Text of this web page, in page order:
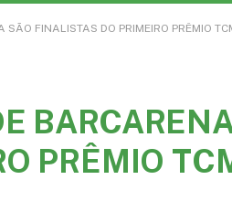
SÃO FINALISTAS DO PRIMEIRO PRÊMIO
PRÊMIO